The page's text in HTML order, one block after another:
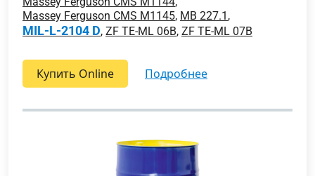
Massey Ferguson CMS M1145, MB 227.1 ,
MIL-L-2104 D, ZF TE-ML 06B, ZF TE-ML 07B
Купить Online подробнее